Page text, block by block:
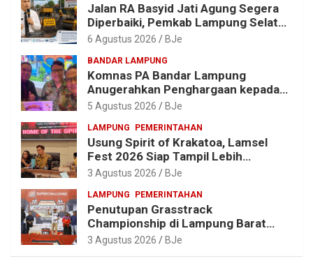
Jalan RA Basyid Jati Agung Segera
Diperbaiki, Pemkab Lampung Selatan
Alokasikan Rp1,13 Miliar
6 Agustus 2026 BJe
BANDAR LAMPUNG
Komnas PA Bandar Lampung
Anugerahkan Penghargaan kepada
Kombes Pol. Alfret Jacob Tilukay
5 Agustus 2026 BJe
LAMPUNG PEMERINTAHAN
Usung Spirit of Krakatoa, Lamsel
Fest 2026 Siap Tampil Lebih
Spektakuler dengan Empat Event
3 Agustus 2026 BJe
LAMPUNG PEMERINTAHAN
Penutupan Grasstrack
Championship di Lampung Barat
Meriah, Dihadiri Ribuan Penonton; Ini
3 Agustus 2026 BJe